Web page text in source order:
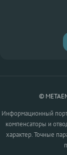
©
Информационный
компенсаторы и
характер. Точные